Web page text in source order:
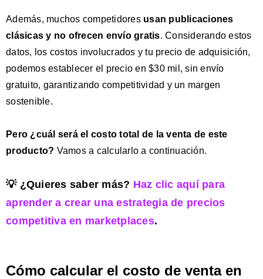
Además, muchos competidores usan publicaciones
clásicas y no ofrecen envío gratis. Considerando estos
datos, los costos involucrados y tu precio de adquisición,
podemos establecer el precio en $30 mil, sin envío
gratuito, garantizando competitividad y un margen
sostenible.
Pero ¿cuál será el costo total de la venta de este
producto? Vamos a calcularlo a continuación.
💡 ¿Quieres saber más? Haz clic aquí para
aprender a crear una estrategia de precios
competitiva en marketplaces.
Cómo calcular el costo de venta en